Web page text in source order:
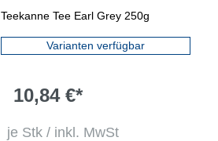
Teekanne Tee Earl Grey 250g
Varianten verfügbar
10,84 €*
je Stk / inkl. MwSt